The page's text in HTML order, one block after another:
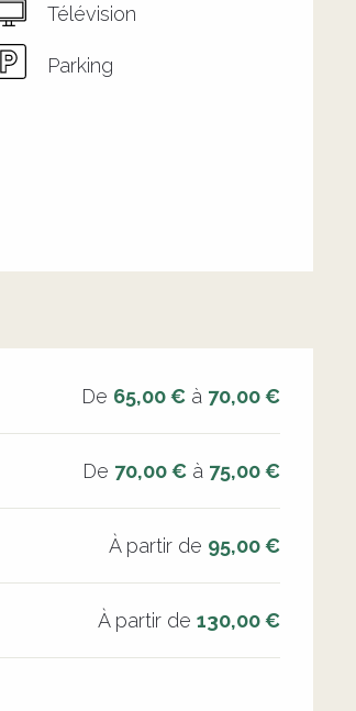
Télévision
Parking
De 65,00 € à 70,00 €
De 70,00 € à 75,00 €
À partir de 95,00 €
À partir de130,00 €